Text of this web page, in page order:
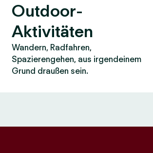
Outdoor-
Aktivitäten
Wandern, Radfahren,
Spazierengehen, aus irgendeinem
Grund draußen sein.